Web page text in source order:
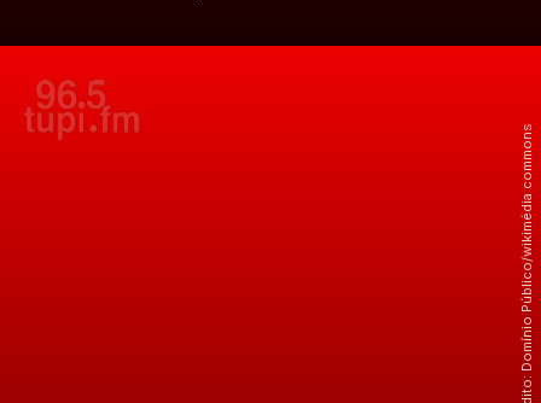
Crédito: Domínio Público/wikimédia commons